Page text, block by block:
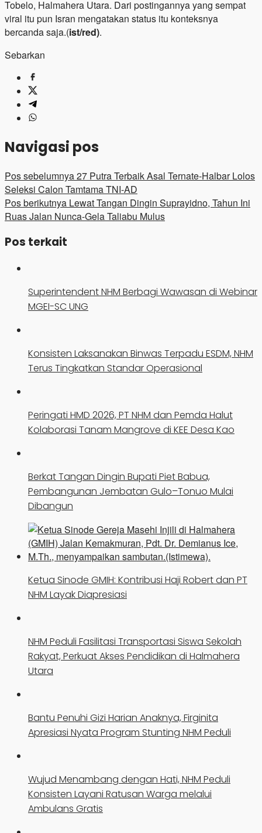
Tobelo, Halmahera Utara. Dari postingannya yang sempat
viral itu pun Isran mengatakan status itu konteksnya
bercanda saja.(ist/red).
Sebarkan
Navigasi pos
Pos sebelumnya27 Putra Terbaik Asal Ternate-Halbar Lolos
Seleksi Calon Tamtama TNI-AD
Pos berikutnya Lewat Tangan Dingin Suprayidno, Tahun Ini
Ruas Jalan Nunca-Gela Taliabu Mulus
Pos terkait
Superintendent NHM Berbagi Wawasan di Webinar
MGEI-SC UNG
Konsisten Laksanakan Binwas Terpadu ESDM, NHM
Terus Tingkatkan Standar Operasional
Peringati HMD 2026, PT NHM dan Pemda Halut
Kolaborasi Tanam Mangrove di KEE Desa Kao
Berkat Tangan Dingin Bupati Piet Babua,
Pembangunan Jembatan Gulo–Tonuo Mulai
Dibangun
Ketua Sinode GMIH: Kontribusi Haji Robert dan PT
NHM Layak Diapresiasi
NHM Peduli Fasilitasi Transportasi Siswa Sekolah
Rakyat, Perkuat Akses Pendidikan di Halmahera
Utara
Bantu Penuhi Gizi Harian Anaknya, Firginita
Apresiasi Nyata Program Stunting NHM Peduli
Wujud Menambang dengan Hati, NHM Peduli
Konsisten Layani Ratusan Warga melalui
Ambulans Gratis